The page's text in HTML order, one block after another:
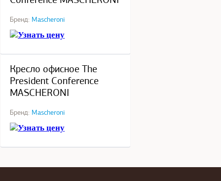
Бренд: Mascheroni
Узнать цену
Кресло офисное The
President Conference
MASCHERONI
Бренд: Mascheroni
Узнать цену